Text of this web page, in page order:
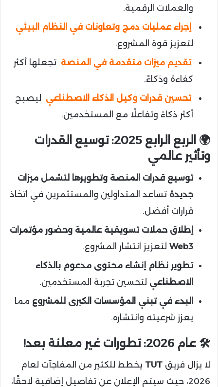
والعملات الرقمية.
إجراء عمليات دمج وتعاونات في النظام البيئي
لتعزيز قوة المشروع.
تقديم ميزات متقدمة في المنصة تجعلها أكثر
كفاءة وذكاءً.
تحسين قدرات وكيل الذكاء الاصطناعي ليصبح
أكثر ذكاءً وتفاعلًا مع المستخدمين.
🌍 الربع الرابع 2025: توسيع القدرات
وتأثير عالمي
توسيع قدرات المنصة وتطويرها لتشمل ميزات
جديدة تساعد المتداولين والمستثمرين في اتخاذ
قرارات أفضل.
إطلاق حملات تسويقية عالمية وحضور مؤتمرات
Web3 لتعزيز انتشار المشروع.
تطوير نظام إنشاء محتوى مدعوم بالذكاء
الاصطناعي لتحسين تجربة المستخدمين.
البدء في تبني المؤسسات الكبرى للمشروع مما
يعزز شرعيته وانتشاره.
🛠 عام 2026: تطورات غير معلنة بعد!
لا يزال فريق TUT يخطط للكثير من المفاجآت لعام
2026، حيث سيتم الإعلان عن تفاصيل إضافية لاحقًا،